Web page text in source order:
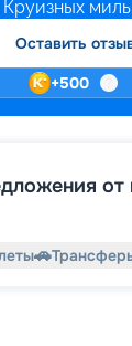
Круизных миль
Оставить
+500
от
🚗